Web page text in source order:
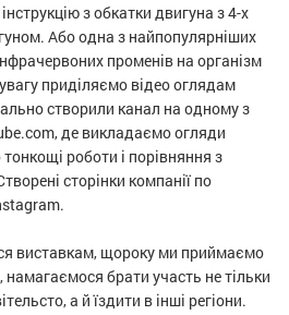
з обкатки двигуна з 4-х
Або одна з найпопулярніших
променів на організм
приділяємо відео оглядам
створили канал на одному з
де викладаємо огляди
роботи і порівняння з
сторінки компанії по
виставкам, щороку ми приймаємо
намагаємося брати участь не тільки
а й їздити в інші регіони.